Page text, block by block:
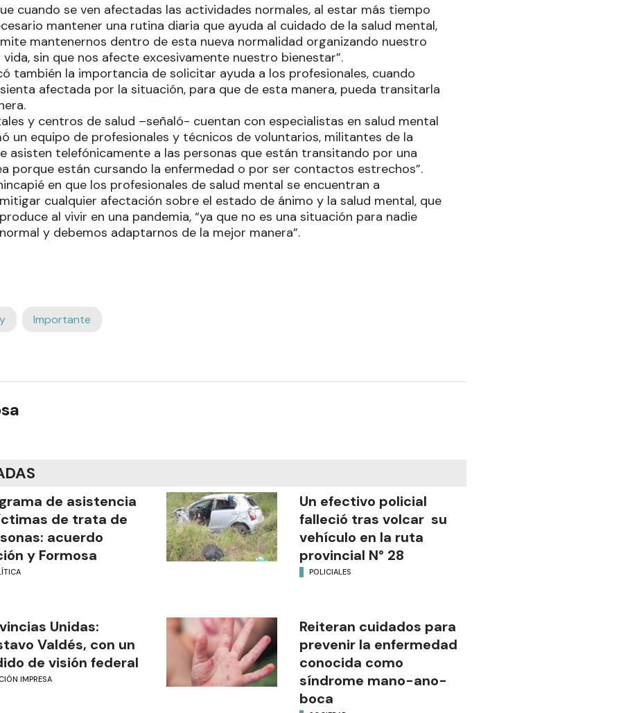
cuando se ven afectadas las actividades normales, al estar más tiempo
mantener una rutina diaria que ayuda al cuidado de la salud mental,
mantenernos dentro de esta nueva normalidad organizando nuestro
sin que nos afecte excesivamente nuestro bienestar”.
también la importancia de solicitar ayuda a los profesionales, cuando
afectada por la situación, para que de esta manera, pueda transitarla
y centros de salud –señaló- cuentan con especialistas en salud mental
un equipo de profesionales y técnicos de voluntarios, militantes de la
asisten telefónicamente a las personas que están transitando por una
porque están cursando la enfermedad o por ser contactos estrechos”.
en que los profesionales de salud mental se encuentran a
cualquier afectación sobre el estado de ánimo y la salud mental, que
al vivir en una pandemia, “ya que no es una situación para nadie
y debemos adaptarnos de la mejor manera”.
Importante
de asistencia
de trata de
acuerdo
y Formosa
Un efectivo policial
falleció tras volcar su
vehículo en la ruta
provincial N° 28
POLICIALES
Unidas:
Valdés, con un
de visión federal
IMPRESA
Reiteran cuidados para
prevenir la enfermedad
conocida como
síndrome mano-ano-
boca